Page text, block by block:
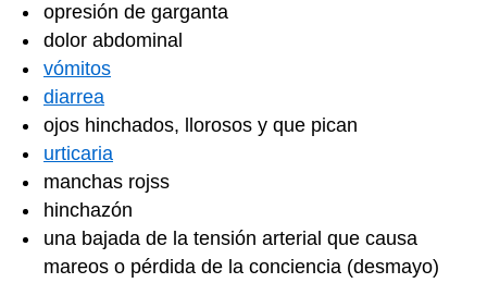
opresión de garganta
dolor abdominal
vómitos
diarrea
ojos hinchados, llorosos y que pican
urticaria
manchas rojss
hinchazón
una bajada de la tensión arterial que causa
mareos o pérdida de la conciencia (desmayo)